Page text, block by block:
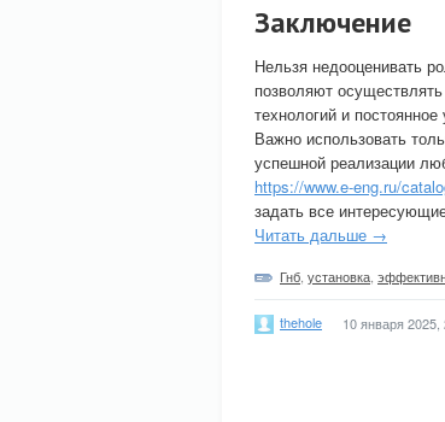
Заключение
Нельзя недооценивать
позволяют
технологий и
Важно использовать
успешной реализации
https://www.e-eng.ru/
задать все
Читать дальше →
Гнб установка
thehole 10 января 2025,